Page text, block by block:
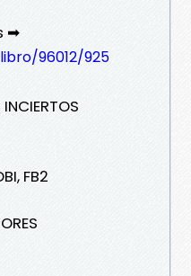
➡
96012/925
FB2